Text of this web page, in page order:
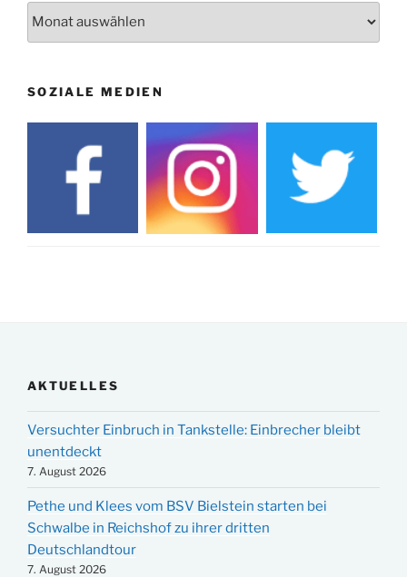
SOZIALE MEDIEN
AKTUELLES
Versuchter Einbruch in Tankstelle: Einbrecher bleibt
unentdeckt
7. August 2026
Pethe und Klees vom BSV Bielstein starten bei
Schwalbe in Reichshof zu ihrer dritten
Deutschlandtour
7. August 2026